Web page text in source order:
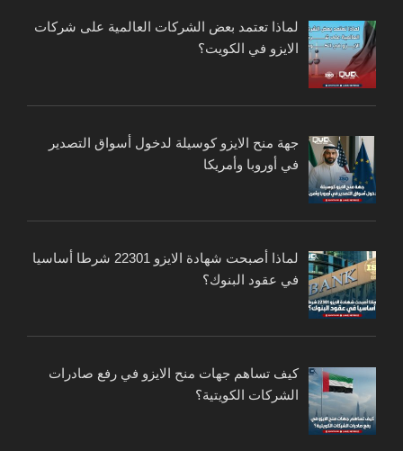
لماذا تعتمد بعض الشركات العالمية على شركات
الايزو في الكويت؟
جهة منح الايزو كوسيلة لدخول أسواق التصدير
في أوروبا وأمريكا
لماذا أصبحت شهادة الايزو 22301 شرطا أساسيا
في عقود البنوك؟
كيف تساهم جهات منح الايزو في رفع صادرات
الشركات الكويتية؟